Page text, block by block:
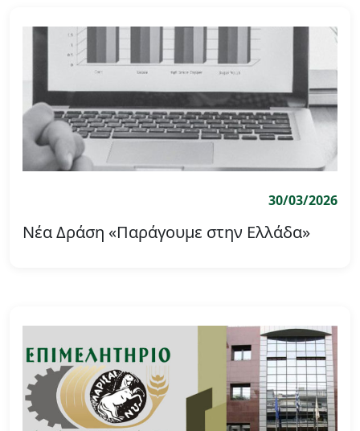
30/03/2026
Νέα Δράση «Παράγουμε στην Ελλάδα»